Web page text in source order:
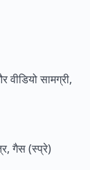
वीडियो सामग्री,
गैस (स्प्रे)